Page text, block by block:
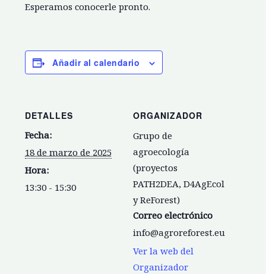
Esperamos conocerle pronto.
Añadir al calendario
DETALLES
Fecha:
18 de marzo de 2025
Hora:
13:30 - 15:30
ORGANIZADOR
Grupo de
agroecología
(proyectos
PATH2DEA, D4AgEcol
y ReForest)
Correo electrónico
info@agroreforest.eu
Ver la web del
Organizador